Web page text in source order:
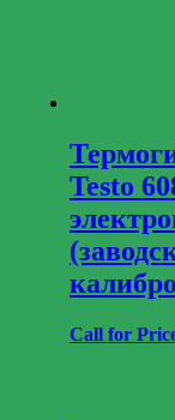
Testo
Call for